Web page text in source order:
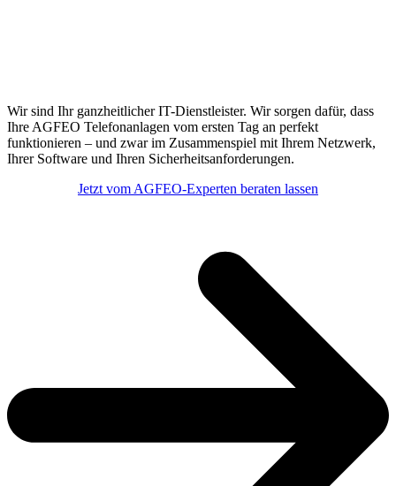
Wir sind Ihr ganzheitlicher IT-Dienstleister. Wir sorgen dafür, dass
Ihre AGFEO Telefonanlagen vom ersten Tag an perfekt
funktionieren – und zwar im Zusammenspiel mit Ihrem Netzwerk,
Ihrer Software und Ihren Sicherheitsanforderungen.
Jetzt vom AGFEO-Experten beraten lassen